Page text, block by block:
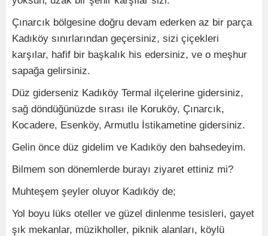
Çınarcık bölgesine doğru devam ederken az bir parça
Kadıköy sınırlarından geçersiniz, sizi çiçekleri
karşılar, hafif bir başkalık his edersiniz, ve o meşhur
sapağa gelirsiniz.
Düz giderseniz Kadıköy Termal ilçelerine gidersiniz,
sağ döndüğünüzde sırası ile Koruköy, Çınarcık,
Kocadere, Esenköy, Armutlu İstikametine gidersiniz.
Gelin önce düz gidelim ve Kadıköy den bahsedeyim.
Bilmem son dönemlerde burayı ziyaret ettiniz mi?
Muhteşem şeyler oluyor Kadıköy de;
Yol boyu lüks oteller ve güzel dinlenme tesisleri, gayet
şık mekanlar, müzikholler, piknik alanları, köylü